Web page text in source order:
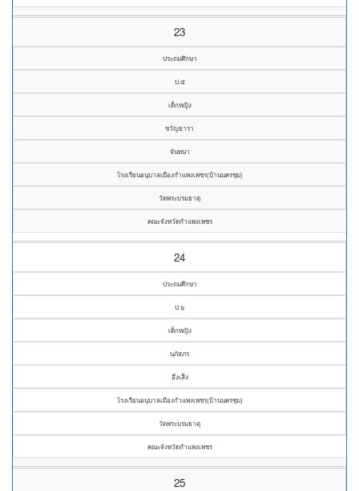
23
ประถมศึกษา
ป.๕
เด็กหญิง
ขวัญธารา
จันทนา
โรงเรียนอนุบาลเมืองกำแพงเพชร(บ้านนครชุม)
วัดพระบรมธาตุ
คณะจังหวัดกำแพงเพชร
24
ประถมศึกษา
ป.๖
เด็กหญิง
นภัสภร
อึ่งเส็ง
โรงเรียนอนุบาลเมืองกำแพงเพชร(บ้านนครชุม)
วัดพระบรมธาตุ
คณะจังหวัดกำแพงเพชร
25